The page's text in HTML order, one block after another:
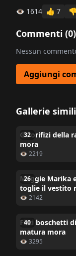
👁 1614 👍 7 👎
Commenti (0)
Nessun
Aggiungi
Gallerie simili
32
Gli orifizi della
mora
👁 2219
26
Meggie Marika
toglie il vestito
👁 2142
40
Fitti boschetti di
matura mora
👁 3295